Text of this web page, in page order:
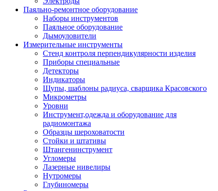
Паяльно-ремонтное оборудование
Наборы инструментов
Паяльное оборудование
Дымоуловители
Измерительные инструменты
Стенд контроля перпендикулярности изделия
Приборы специальные
Детекторы
Индикаторы
Щупы, шаблоны радиуса, сварщика Красовского
Микрометры
Уровни
Инструмент,одежда и оборудование для
радиомонтажа
Образцы шероховатости
Стойки и штативы
Штангенинструмент
Угломеры
Лазерные нивелиры
Нутромеры
Глубиномеры